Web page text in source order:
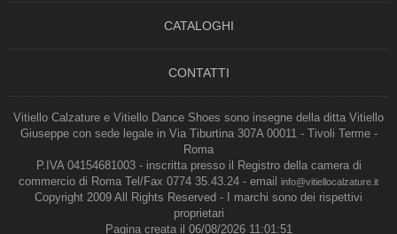
CATALOGHI
CONTATTI
Vitiello Calzature e Vitiello Dance Shoes sono insegne della ditta Vitiello
Giuseppe con sede legale in Via Tiburtina 307A 00011 - Tivoli Terme -
Roma
P.IVA 04154681003 - inscritta presso il Registro della camera di
commercio di Roma Tel/Fax 0774 35.43.24 - email
info@vitiellocalzature.it
Copyright 2009 All Rights Reserved - I marchi sono dei rispettivi
proprietari
Pagina creata il 06/08/2026 11:01:51